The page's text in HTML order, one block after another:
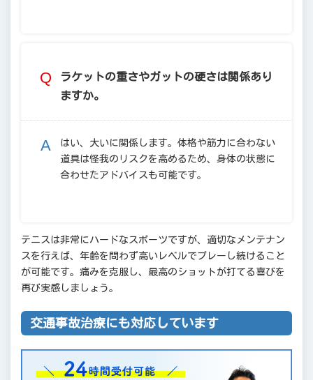
ラケットの重さやガットの硬さは関係あり
ますか。
はい、大いに関係します。体格や筋力に合わない
道具は怪我のリスクを高めるため、身体の状態に
合わせたアドバイスも可能です。
テニスは非常にハードなスポーツですが、適切なメンテナン
スを行えば、年齢を問わず高いレベルでプレーし続けること
が可能です。痛みを克服し、最高のショットが打てる喜びを
再び実感しましょう。
交通事故治療にも対応しています